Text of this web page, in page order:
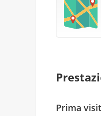
Prima